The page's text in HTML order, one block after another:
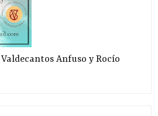
Anfuso y Rocío